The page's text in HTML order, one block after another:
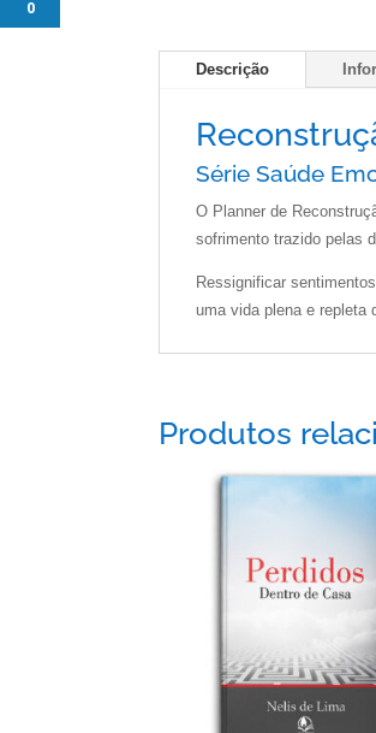
Descrição
Série Saúde
O Planner de
sofrimento trazido pelas
Ressignificar
uma vida plena e repleta
Produtos
0